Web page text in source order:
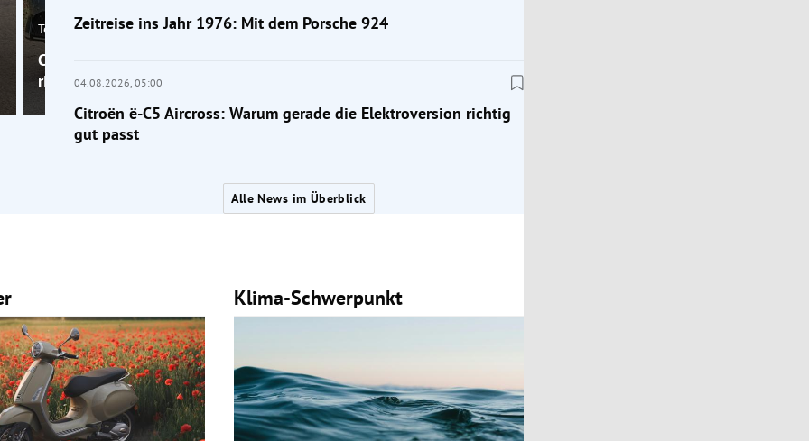
Tests
Citroën ë-C5 Aircross: Warum gerade die Elektroversion
richtig gut passt
Zeitreise ins Jahr 1976: Mit dem Porsche 924
Zeitreise ins Jahr 1976: Mit dem Porsche 924
04.08.2026, 05:00
Citroën ë-C5 Aircross: Warum gerade die Elektroversion richtig
gut passt
Alle News im Überblick
Klima-Schwerpunkt